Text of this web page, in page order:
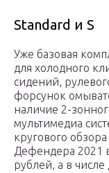
Standard и S
Уже базовая
для холодного
сидений,
форсунок
наличие 2-
мультимедиа
кругового
Дефендера 2021
рублей, а в